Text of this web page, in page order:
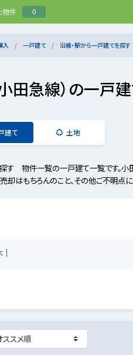
物件 0
入 一戸建て 沿線・駅から一戸建てを探す
田急線）の一
建て 土地
す 物件一覧の一戸建て一覧です。
却はもちろんのこと、その他ご不明点